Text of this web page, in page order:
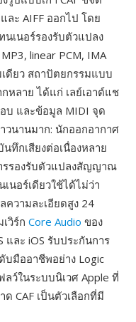
ละ AIFF ออกไป โดย
เนอร์รองรับตัวแปลง
linear PCM, IMA
ดียว สถาปัตยกรรมแบบ
หลาย ได้แก่ เลย์เอาต์แช
บ และข้อมูล MIDI จุด
นานมาก: นักออกอากาศ
ทึกเสียงต่อเนื่องหลาย
รรองรับตัวแปลงสัญญาณ
นอร์เดียวใช้ได้ไม่ว่า
ความละเอียดสูง 24
วิร์ก Core Audio ของ
และ iOS รับประกันการ
บมืออาชีพอย่าง Logic
ลว์ในระบบนิเวศ Apple ที่
CAF เป็นตัวเลือกที่มี